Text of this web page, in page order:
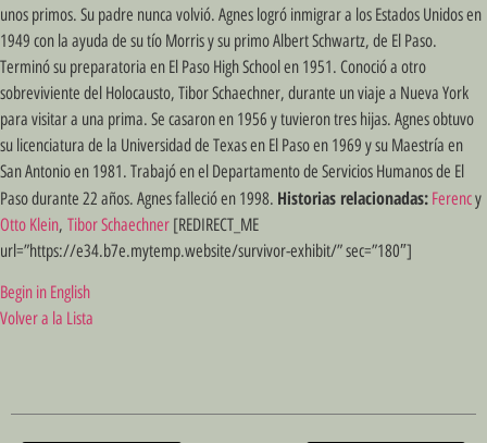
unos primos. Su padre nunca volvió. Agnes logró inmigrar a los Estados Unidos en
1949 con la ayuda de su tío Morris y su primo Albert Schwartz, de El Paso.
Terminó su preparatoria en El Paso High School en 1951. Conoció a otro
sobreviviente del Holocausto, Tibor Schaechner, durante un viaje a Nueva York
para visitar a una prima. Se casaron en 1956 y tuvieron tres hijas. Agnes obtuvo
su licenciatura de la Universidad de Texas en El Paso en 1969 y su Maestría en
San Antonio en 1981. Trabajó en el Departamento de Servicios Humanos de El
Paso durante 22 años. Agnes falleció en 1998. Historias relacionadas: Ferency
Otto Klein, Tibor Schaechner [REDIRECT_ME
url=”https://e34.b7e.mytemp.website/survivor-exhibit/” sec=”180″]
Begin in English
Volver a la Lista